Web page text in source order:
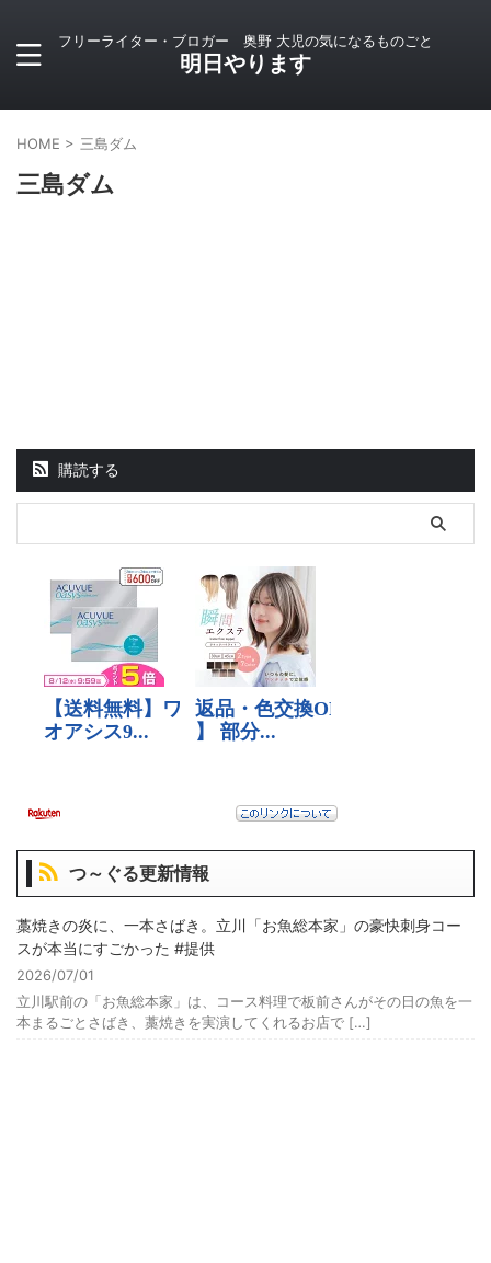
フリーライター・ブロガー 奥野 大児の気になるものごと
明日やります
HOME > 三島ダム
三島ダム
購読する
つ～ぐる更新情報
藁焼きの炎に、一本さばき。立川「お魚総本家」の豪快刺身コー
スが本当にすごかった #提供
2026/07/01
立川駅前の「お魚総本家」は、コース料理で板前さんがその日の魚を一
本まるごとさばき、藁焼きを実演してくれるお店で […]